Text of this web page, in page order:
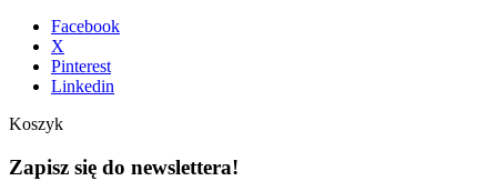
Facebook
X
Pinterest
Linkedin
Koszyk
Zapisz się do newslettera!